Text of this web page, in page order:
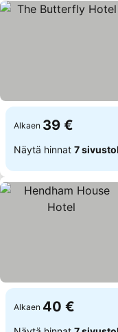
Alkaen 39 €
Näytä hinnat 7
Alkaen 40 €